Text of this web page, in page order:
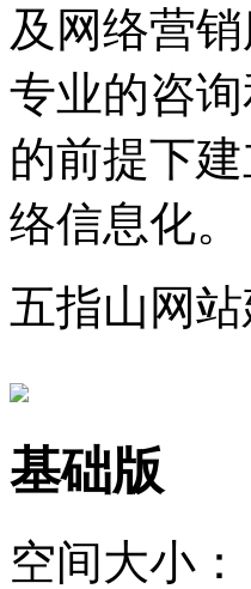
及网络营
专业的咨
的前提下
络信息化。
五指山网
基础版
空间大小：